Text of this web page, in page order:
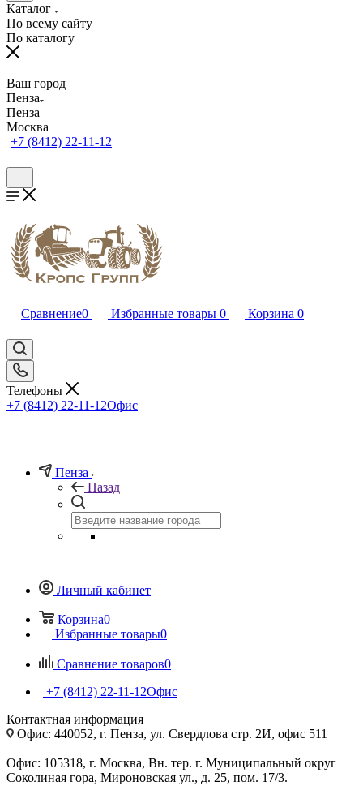
Каталог
По всему сайту
По каталогу
Ваш город
Пенза
Пенза
Москва
+7 (8412) 22-11-12
Сравнение0 Избранные товары 0 Корзина 0
Телефоны
+7 (8412) 22-11-12Офис
Пенза
Назад
Личный кабинет
Корзина0
Избранные товары0
Сравнение товаров0
+7 (8412) 22-11-12Офис
Контактная информация
Офис: 440052, г. Пенза, ул. Свердлова стр. 2И, офис 511
Офис: 105318, г. Москва, Вн. тер. г. Муниципальный округ
Соколиная гора, Мироновская ул., д. 25, пом. 17/3.